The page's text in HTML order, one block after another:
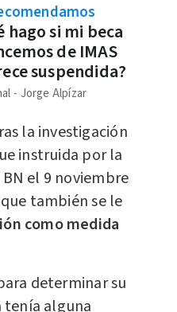
hago si mi beca
de IMAS
suspendida?
Jorge Alpízar
la investigación
instruida por la
el 9 noviembre
también se le
como medida
determinar su
tenía alguna